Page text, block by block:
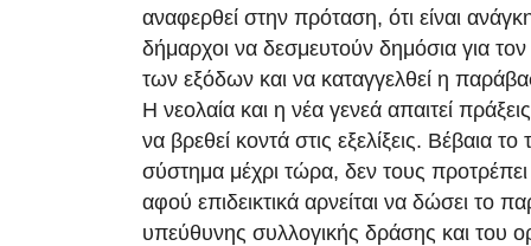
αναφερθεί στην πρόταση, ότι είναι
δήμαρχοι να δεσμευτούν δημόσια για
των εξόδων και να καταγγελθεί η
Η νεολαία και η νέα γενεά απαιτεί
να βρεθεί κοντά στις εξελίξεις. Βέβαια το
σύστημα μέχρι τώρα, δεν τους
αφού επιδεικτικά αρνείται να δώσει το
υπεύθυνης συλλογικής δράσης και του